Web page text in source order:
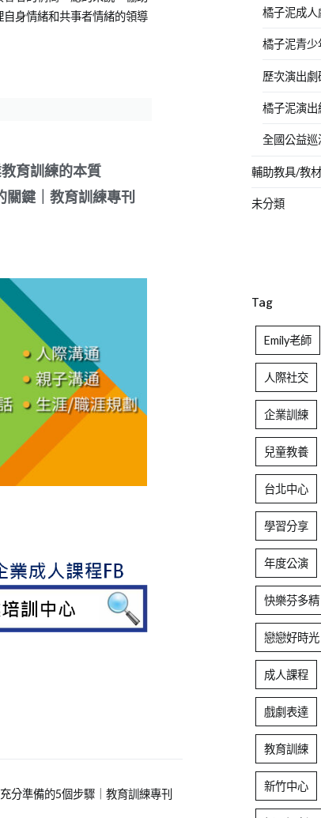
身情緒和共事者情緒的領導
育訓練的本質
鍵｜教育訓練專刊
分準備的5個步驟｜教育訓練專刊
橘子泥成人
橘子泥青少
歷次演出劇
橘子泥演出
全國公益
輔助教具/教材
未分類
Tag
Emily老師
人際社交
企業訓練
兒童教養
台北中心
學習分享
年度公演
快樂芬多精
戀戀好時光
成人課程
戲劇表達
教育訓練
新竹中心